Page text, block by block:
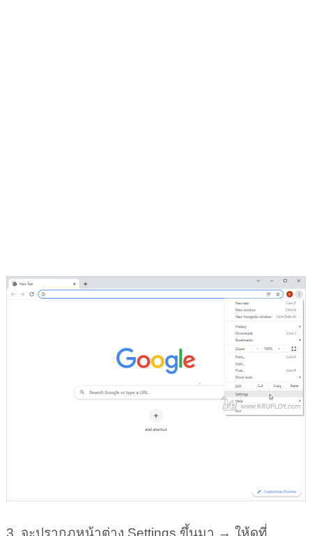
3. จะปรากฎหน้าต่าง Settings ขึ้นมา → ให้ดูที่